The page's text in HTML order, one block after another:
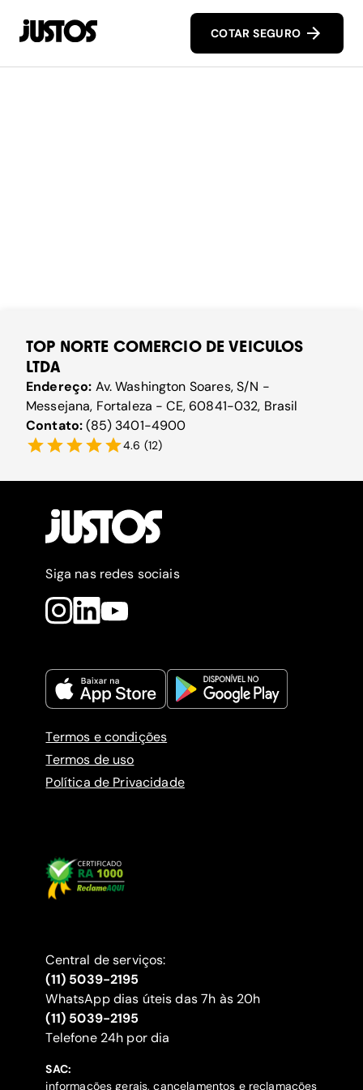
COTAR SEGURO
TOP NORTE COMERCIO DE VEICULOS
LTDA
Endereço: Av. Washington Soares, S/N -
Messejana, Fortaleza - CE, 60841-032, Brasil
Contato:(85) 3401-4900
4.6 (12)
Siga nas redes sociais
Termos e condições
Termos de uso
Política de Privacidade
Central de serviços:
(11) 5039-2195
WhatsApp dias úteis das 7h às 20h
(11) 5039-2195
‍Telefone 24h por dia
SAC:
informações gerais, cancelamentos e reclamações